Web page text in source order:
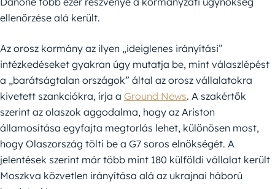
ellenőrzése alá került.
Az orosz kormány az ilyen „ideiglenes irányítási”
intézkedéseket gyakran úgy mutatja be, mint válaszlépést
a „barátságtalan országok” által az orosz vállalatokra
kivetett szankciókra, írja a Ground News. A szakértők
szerint az olaszok aggodalma, hogy az Ariston
államosítása egyfajta megtorlás lehet, különösen most,
hogy Olaszország tölti be a G7 soros elnökségét. A
jelentések szerint már több mint 180 külföldi vállalat került
Moszkva közvetlen irányítása alá az ukrajnai háború